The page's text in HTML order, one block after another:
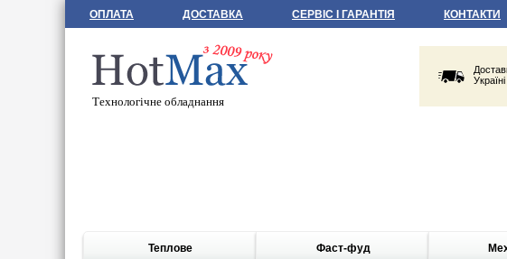
ОПЛАТА ДОСТАВКА СЕРВІС І ГАРАНТІЯ КОНТАКТИ
Технологічне обладнання
Україні
Теплове Фаст-фуд